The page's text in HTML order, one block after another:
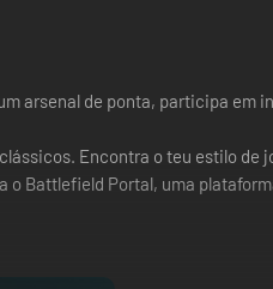
arsenal de ponta, participa em
Encontra o teu estilo de
Battlefield Portal, uma